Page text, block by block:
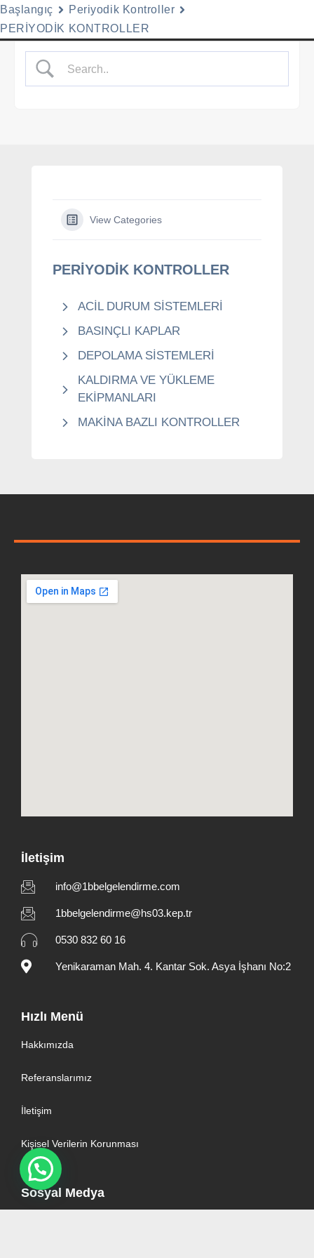
İçeriğe
geç
View Categories
Başlangıç
Periyodik Kontroller
PERİYODİK KONTROLLER
PERİYODİK KONTROLLER
ACİL DURUM SİSTEMLERİ
BASINÇLI KAPLAR
DEPOLAMA SİSTEMLERİ
KALDIRMA VE YÜKLEME
EKİPMANLARI
MAKİNA BAZLI KONTROLLER
İletişim
info@1bbelgelendirme.com
1bbelgelendirme@hs03.kep.tr
0530 832 60 16
Yenikaraman Mah. 4. Kantar Sok. Asya İşhanı No:2
Hızlı Menü
Hakkımızda
Referanslarımız
İletişim
Kişisel Verilerin Korunması
Sosyal Medya